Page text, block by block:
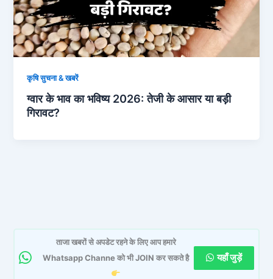
कृषि सुचना & खबरें
ग्वार के भाव का भविष्य 2026: तेजी के आसार या बड़ी
गिरावट?
ताजा खबरों से अपडेट रहने के लिए आप हमारे
Whatsapp Channe को भी JOIN कर सकते है
यहाँ जुड़ें